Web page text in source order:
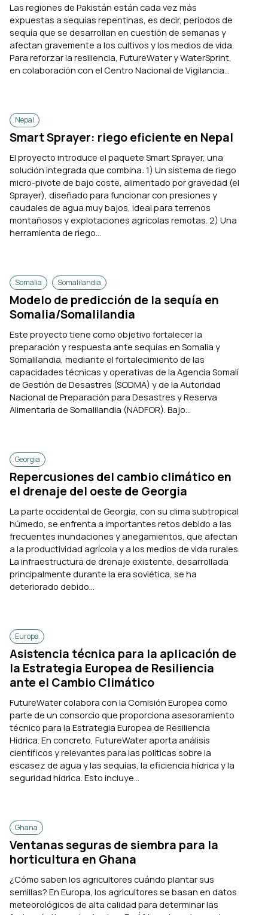
Las regiones de Pakistán están cada vez más
expuestas a sequías repentinas, es decir, períodos de
sequía que se desarrollan en cuestión de semanas y
afectan gravemente a los cultivos y los medios de vida.
Para reforzar la resiliencia, FutureWater y WaterSprint,
en colaboración con el Centro Nacional de Vigilancia...
Nepal
Smart Sprayer: riego eficiente en Nepal
El proyecto introduce el paquete Smart Sprayer, una
solución integrada que combina: 1) Un sistema de riego
micro-pivote de bajo coste, alimentado por gravedad (el
Sprayer), diseñado para funcionar con presiones y
caudales de agua muy bajos, ideal para terrenos
montañosos y explotaciones agrícolas remotas. 2) Una
herramienta de riego...
Somalia Somalilandia
Modelo de predicción de la sequía en
Somalia/Somalilandia
Este proyecto tiene como objetivo fortalecer la
preparación y respuesta ante sequías en Somalia y
Somalilandia, mediante el fortalecimiento de las
capacidades técnicas y operativas de la Agencia Somalí
de Gestión de Desastres (SODMA) y de la Autoridad
Nacional de Preparación para Desastres y Reserva
Alimentaria de Somalilandia (NADFOR). Bajo...
Georgia
Repercusiones del cambio climático en
el drenaje del oeste de Georgia
La parte occidental de Georgia, con su clima subtropical
húmedo, se enfrenta a importantes retos debido a las
frecuentes inundaciones y anegamientos, que afectan
a la productividad agrícola y a los medios de vida rurales.
La infraestructura de drenaje existente, desarrollada
principalmente durante la era soviética, se ha
deteriorado debido...
Europa
Asistencia técnica para la aplicación de
la Estrategia Europea de Resiliencia
ante el Cambio Climático
FutureWater colabora con la Comisión Europea como
parte de un consorcio que proporciona asesoramiento
técnico para la Estrategia Europea de Resiliencia
Hídrica. En concreto, FutureWater aporta análisis
científicos y relevantes para las políticas sobre la
escasez de agua y las sequías, la eficiencia hídrica y la
seguridad hídrica. Esto incluye...
Ghana
Ventanas seguras de siembra para la
horticultura en Ghana
¿Cómo saben los agricultores cuándo plantar sus
semillas? En Europa, los agricultores se basan en datos
meteorológicos de alta calidad para determinar las